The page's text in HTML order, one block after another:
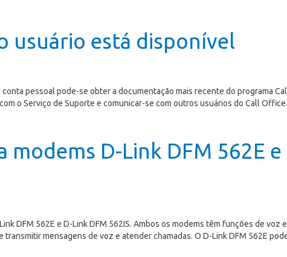
usuário está disponível
pessoal pode-se obter a documentação mais recente do programa
o Serviço de Suporte e comunicar-se com outros usuários do Call Office.
D-Link DFM 562E e
DFM 562E e D-Link DFM 562IS. Ambos os modems têm funções de
transmitir mensagens de voz e atender chamadas. O D-Link DFM 562E